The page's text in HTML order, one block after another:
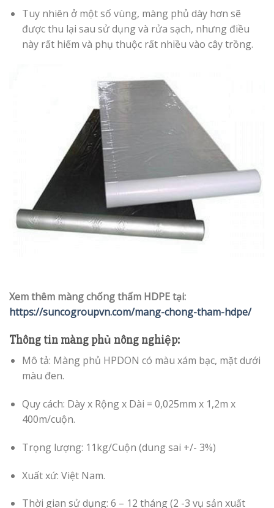
Tuy nhiên ở một số vùng, màng phủ dày hơn sẽ
được thu lại sau sử dụng và rửa sạch, nhưng điều
này rất hiếm và phụ thuộc rất nhiều vào cây trồng.
Xem thêm màng chống thấm HDPE tại:
https://suncogroupvn.com/mang-chong-tham-hdpe/
Thông tin màng phủ nông nghiệp:
Mô tả: Màng phủ HPDON có màu xám bạc, mặt dưới
màu đen.
Quy cách: Dày x Rộng x Dài = 0,025mm x 1,2m x
400m/cuộn.
Trọng lượng: 11kg/Cuộn (dung sai +/- 3%)
Xuất xứ: Việt Nam.
Thời gian sử dụng: 6 – 12 tháng (2 -3 vụ sản xuất